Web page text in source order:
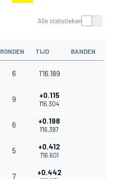
Alle statistieken
RONDEN TIJD BANDEN
6 1'16.189
9 +0.115
1'16.304
6 +0.198
1'16.387
5 +0.412
1'16.601
7 +0.442